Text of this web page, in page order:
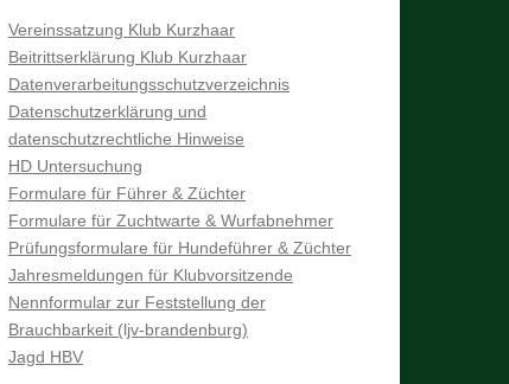
Vereinssatzung Klub Kurzhaar
Beitrittserklärung Klub Kurzhaar
Datenverarbeitungsschutzverzeichnis
Datenschutzerklärung und
datenschutzrechtliche Hinweise
HD Untersuchung
Formulare für Führer & Züchter
Formulare für Zuchtwarte & Wurfabnehmer
Prüfungsformulare für Hundeführer & Züchter
Jahresmeldungen für Klubvorsitzende
Nennformular zur Feststellung der
Brauchbarkeit (ljv-brandenburg)
Jagd HBV